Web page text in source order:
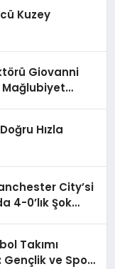
Kuzey
Giovanni
Hızla
City’si
4-0’lık Şok
Takımı
Gençlik ve Spor